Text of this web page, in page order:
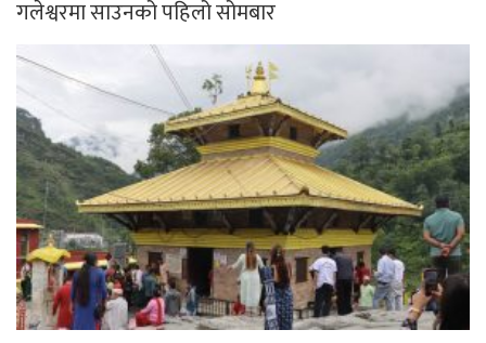
गलेश्वरमा साउनको पहिलो सोमबार